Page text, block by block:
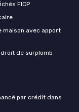
FICP
maison avec apport
de surplomb
par crédit dans